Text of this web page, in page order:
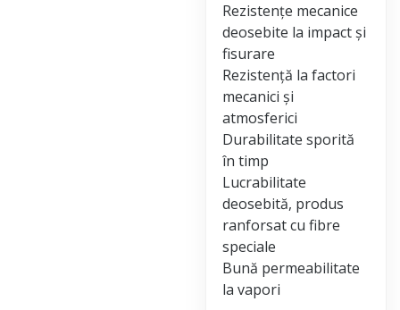
Rezistențe mecanice
deosebite la impact și
fisurare
Rezistență la factori
mecanici și
atmosferici
Durabilitate sporită
în timp
Lucrabilitate
deosebită, produs
ranforsat cu fibre
speciale
Bună permeabilitate